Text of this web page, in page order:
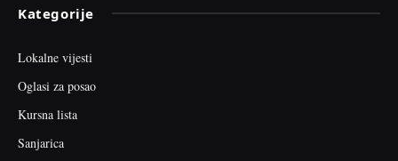
Kategorije
Lokalne vijesti
Oglasi za posao
Kursna lista
Sanjarica